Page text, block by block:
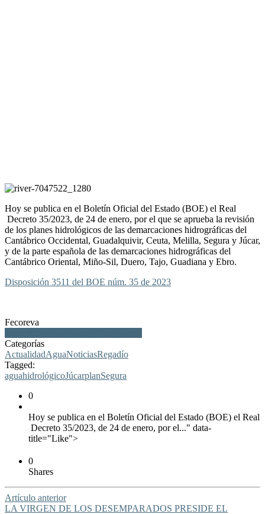
Hoy se publica en el Boletín Oficial del Estado (BOE) el Real
Decreto 35/2023, de 24 de enero, por el que se aprueba la revisión
de los planes hidrológicos de las demarcaciones hidrográficas del
Cantábrico Occidental, Guadalquivir, Ceuta, Melilla, Segura y Júcar,
y de la parte española de las demarcaciones hidrográficas del
Cantábrico Oriental, Miño-Sil, Duero, Tajo, Guadiana y Ebro.
Disposición 3511 del BOE núm. 35 de 2023
Fecoreva
Categorías
ActualidadAguaNoticiasRegadío
Tagged:
aguahidrológicoJúcarplanSegura
0
Hoy se publica en el Boletín Oficial del Estado (BOE) el Real
Decreto 35/2023, de 24 de enero, por el..." data-
title="Like">
0
Shares
Artículo anterior
LA VIRGEN DE LOS DESEMPARADOS PRESIDE EL